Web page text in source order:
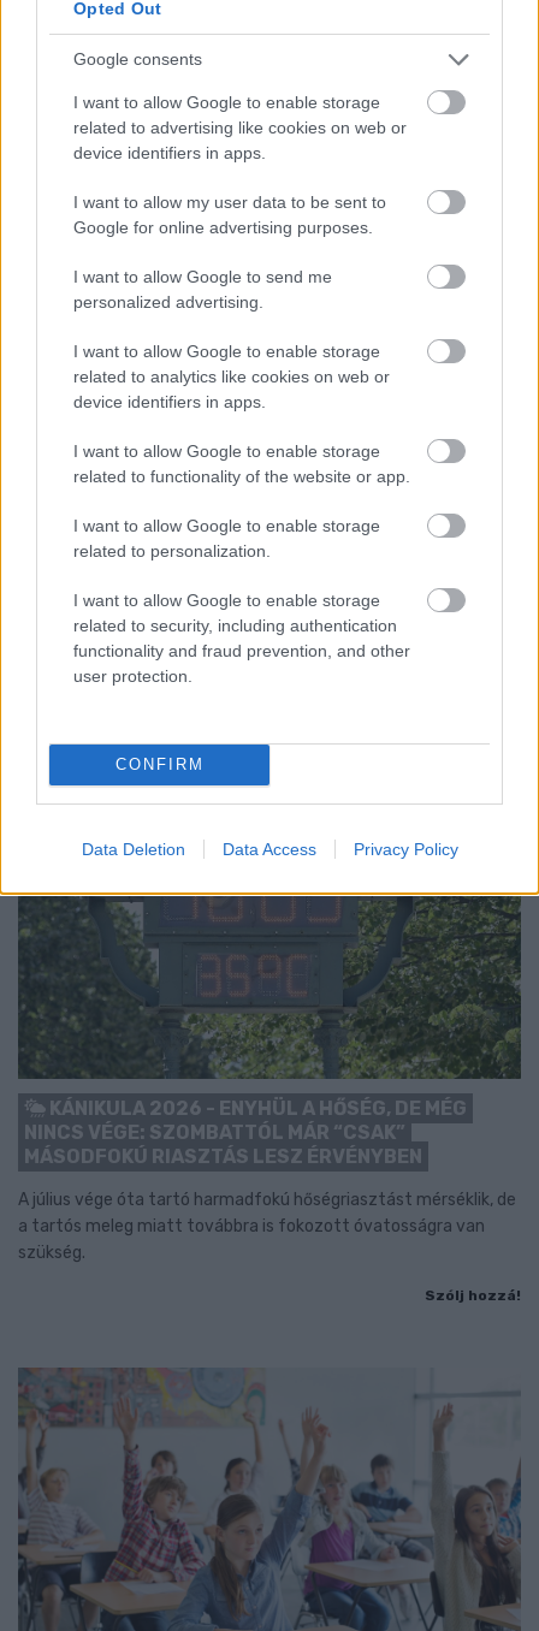
Opted Out
Google consents
I want to allow Google to enable storage
related to advertising like cookies on web or
device identifiers in apps.
I want to allow my user data to be sent to
Google for online advertising purposes.
I want to allow Google to send me
personalized advertising.
I want to allow Google to enable storage
related to analytics like cookies on web or
device identifiers in apps.
I want to allow Google to enable storage
related to functionality of the website or app.
I want to allow Google to enable storage
related to personalization.
I want to allow Google to enable storage
related to security, including authentication
functionality and fraud prevention, and other
user protection.
CONFIRM
Data Deletion Data Access Privacy Policy
FELÜLJÁRÓT
Hétfőn hajnali négy órától ismét minden közlekedő használhatja
KICSERÉLTÉK A GYŐRI KÓRHÁZBAN
Megkezdték az elhalasztott egészségügyi ellátásokat.
KÁNIKULA 2026 - ENYHÜL A HŐSÉG, DE MÉG
NINCS VÉGE: SZOMBATTÓL MÁR “CSAK”
MÁSODFOKÚ RIASZTÁS LESZ ÉRVÉNYBEN
A július vége óta tartó harmadfokú hőségriasztást mérséklik, de
a tartós meleg miatt továbbra is fokozott óvatosságra van
szükség.
Szólj hozzá!